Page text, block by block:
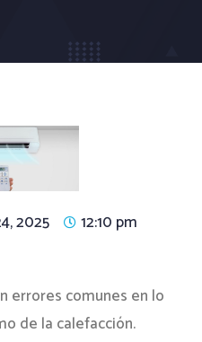
2025
12:10 pm
errores comunes en lo
de la calefacción.